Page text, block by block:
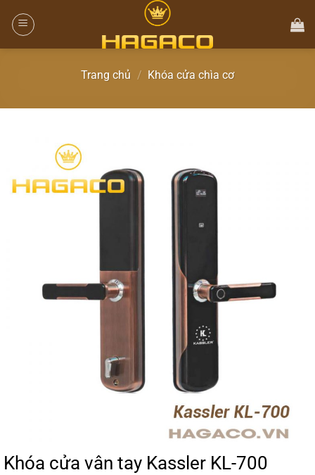
Trang chủ / Khóa cửa chìa cơ
Khóa cửa vân tay Kassler KL-700